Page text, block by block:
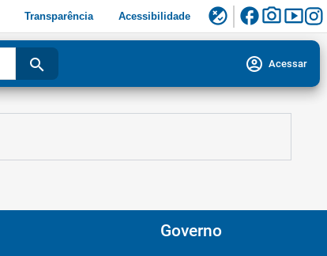
Transparência Acessibilidade flaky facebookphoto_camerasmart_display
search account_circle Acessar
Governo